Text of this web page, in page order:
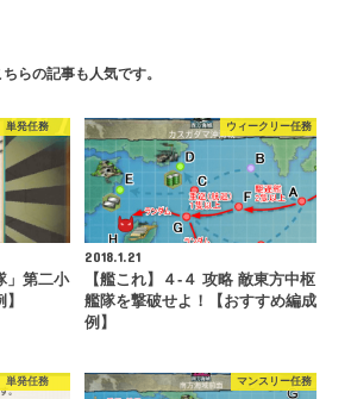
ちらの記事も人気です。
単発任務
」第二小
ウィークリー任務
2018.1.21
【艦これ】４-４ 攻略 敵東方中枢
艦隊を撃破せよ！【おすすめ編成
例】
単発任務 マンスリー任務